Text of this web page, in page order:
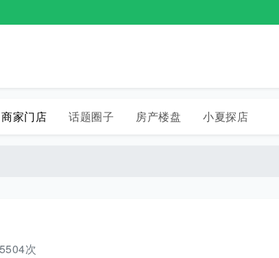
商家门店 话题圈子 房产楼盘 小夏探店
5504次